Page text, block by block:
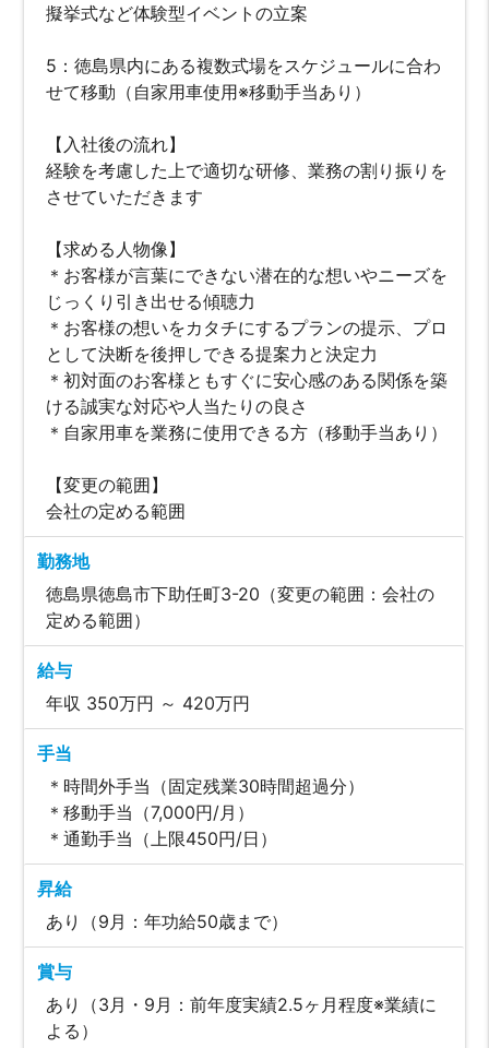
擬挙式など体験型イベントの立案
5：徳島県内にある複数式場をスケジュールに合わ
せて移動（自家用車使用※移動手当あり）
【入社後の流れ】
経験を考慮した上で適切な研修、業務の割り振りを
させていただきます
【求める人物像】
＊お客様が言葉にできない潜在的な想いやニーズを
じっくり引き出せる傾聴力
＊お客様の想いをカタチにするプランの提示、プロ
として決断を後押しできる提案力と決定力
＊初対面のお客様ともすぐに安心感のある関係を築
ける誠実な対応や人当たりの良さ
＊自家用車を業務に使用できる方（移動手当あり）
【変更の範囲】
会社の定める範囲
勤務地
徳島県徳島市下助任町3-20（変更の範囲：会社の
定める範囲）
給与
年収 350万円 ～ 420万円
手当
＊時間外手当（固定残業30時間超過分）
＊移動手当（7,000円/月）
＊通勤手当（上限450円/日）
昇給
あり（9月：年功給50歳まで）
賞与
あり（3月・9月：前年度実績2.5ヶ月程度※業績に
よる）